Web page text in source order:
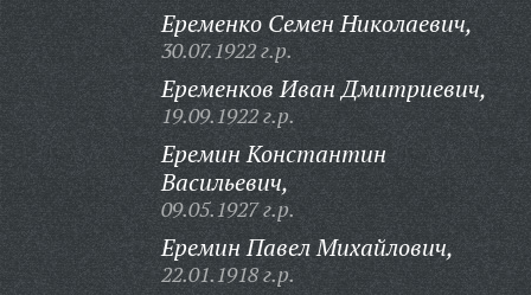
Еременко Семен Николаевич,
30.07.1922 г.р.
Еременков Иван Дмитриевич,
19.09.1922 г.р.
Еремин Константин
Васильевич,
09.05.1927 г.р.
Еремин Павел Михайлович,
22.01.1918 г.р.